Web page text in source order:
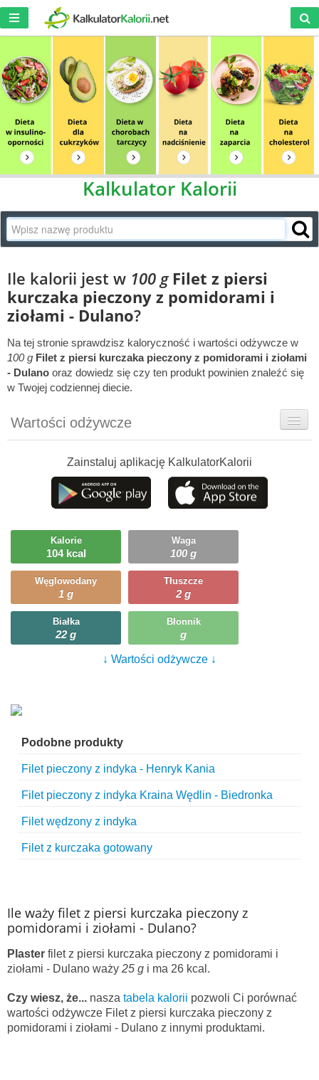
Kalkulator Kalorii
Ile kalorii jest w 100 g Filet z piersi
kurczaka pieczony z pomidorami i
ziołami - Dulano?
Na tej stronie sprawdzisz kaloryczność i wartości odżywcze w
100 g Filet z piersi kurczaka pieczony z pomidorami i ziołami
- Dulano oraz dowiedz się czy ten produkt powinien znaleźć się
w Twojej codziennej diecie.
Wartości odżywcze
Ciekawostki
Ile możesz zjeść?
Zainstaluj aplikację KalkulatorKalorii
Kalorie
104 kcal
Waga
100 g
Węglowodany
1 g
Tłuszcze
2 g
Białka
22 g
Błonnik
g
↓ Wartości odżywcze ↓
Podobne produkty
Filet pieczony z indyka - Henryk Kania
Filet pieczony z indyka Kraina Wędlin - Biedronka
Filet wędzony z indyka
Filet z kurczaka gotowany
Ile waży filet z piersi kurczaka pieczony z
pomidorami i ziołami - Dulano?
Plaster filet z piersi kurczaka pieczony z pomidorami i
ziołami - Dulano waży 25 g i ma 26 kcal.
Czy wiesz, że... nasza tabela kalorii pozwoli Ci porównać
wartości odżywcze Filet z piersi kurczaka pieczony z
pomidorami i ziołami - Dulano z innymi produktami.